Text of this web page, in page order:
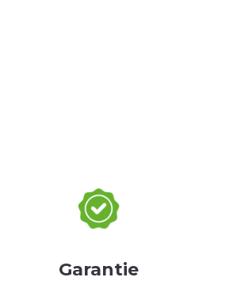
Garantie